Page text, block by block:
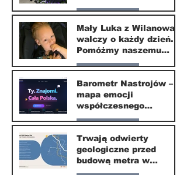
Nasze miasto
20 kwi
Mały Luka z Wilanowa
walczy o każdy dzień.
Pomóżmy naszemu
małemu sąsiadowi
odzyskać dzieciństwo
Nasze miasto
30 mar
Barometr Nastrojów –
mapa emocji
współczesnego
społeczeństwa
Nasze miasto
30 mar
Trwają odwierty
geologiczne przed
budową metra w
Wilanowie